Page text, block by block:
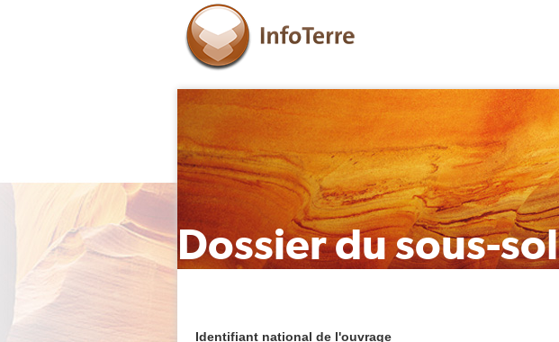
Dossier du sous-sol
Identifiant national de l'ouvrage